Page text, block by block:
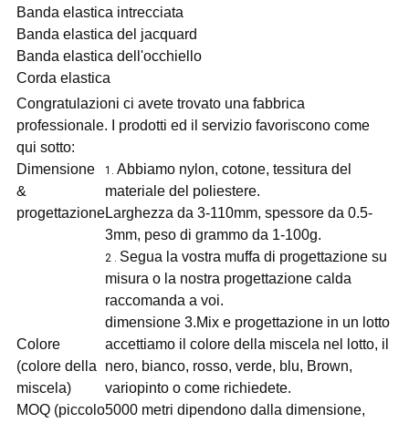
Banda elastica intrecciata
Banda elastica del jacquard
Banda elastica dell'occhiello
Corda elastica
Congratulazioni ci avete trovato una fabbrica
professionale. I prodotti ed il servizio favoriscono come
qui sotto:
Dimensione
&
progettazione
1. Abbiamo nylon, cotone, tessitura del
materiale del poliestere.
Larghezza da 3-110mm, spessore da 0.5-
3mm, peso di grammo da 1-100g.
2 . Segua la vostra muffa di progettazione su
misura o la nostra progettazione calda
raccomanda a voi.
dimensione 3.Mix e progettazione in un lotto
Colore
(colore della
miscela)
accettiamo il colore della miscela nel lotto, il
nero, bianco, rosso, verde, blu, Brown,
variopinto o come richiedete.
MOQ (piccolo5000 metri dipendono dalla dimensione,